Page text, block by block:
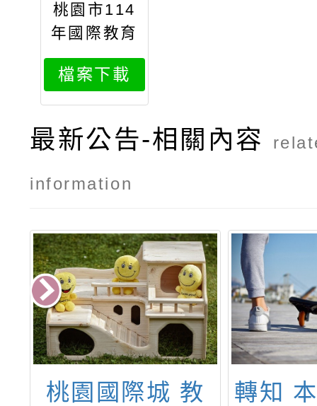
桃園市114
年國際教育
年度主題活
動實施計畫
檔案下載
最新公告-相關內容
information
桃園國際城 教
轉知